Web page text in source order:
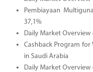
Pembiayaan
37,1%
Daily Market Overview
Cashback Program for
in Saudi Arabia
Daily Market Overview